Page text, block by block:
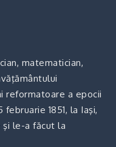
matematician,
reformatoare a epocii
1851, la Iaşi,
le-a făcut la